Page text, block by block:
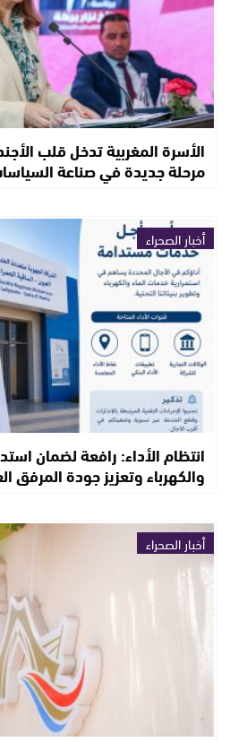
الأسرة المغربية تدخل قلب
مرحلة جديدة في صناعة
أخبار الصحراء
انتظام الأداء: رافعة لضمان
والكهرباء وتعزيز جودة المرفق
أخبار الصحراء